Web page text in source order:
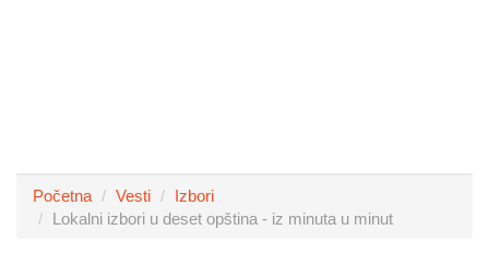
Početna Vesti
Izbori
Lokalni izbori u deset opština - iz minuta u minut